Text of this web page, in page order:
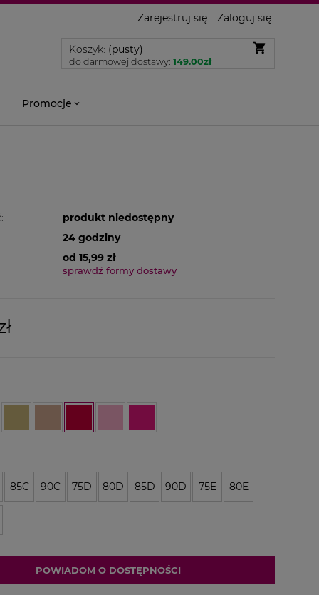
Zarejestruj się Zaloguj się
Koszyk: (pusty)
do darmowej dostawy: 149.00zł
Promocje
produkt niedostępny
24 godziny
od 15,99 zł
sprawdź formy dostawy
85C 90C 75D 80D 85D 90D 75E 80E
POWIADOM O DOSTĘPNOŚCI